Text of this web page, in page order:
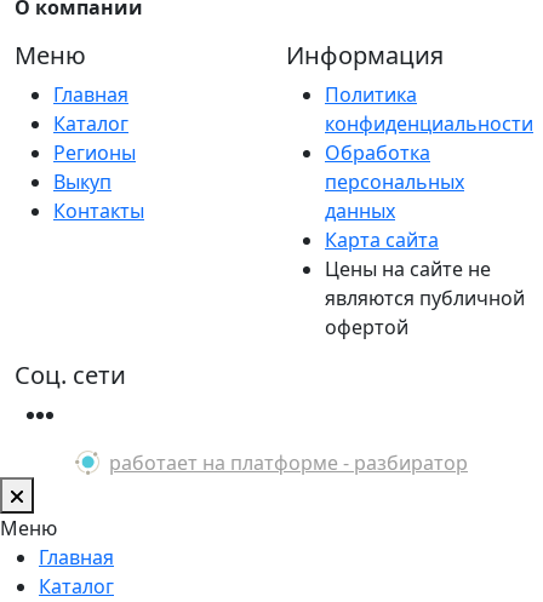
О компании
Меню
Главная
Каталог
Регионы
Выкуп
Контакты
Информация
Политика
конфиденциальности
Обработка
персональных
данных
Карта сайта
Цены на сайте не
являются публичной
офертой
Соц. сети
работает на платформе - разбиратор
Меню
Главная
Каталог